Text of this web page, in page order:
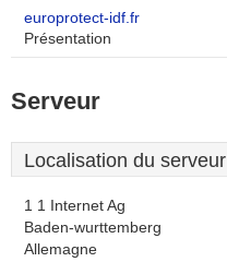
europrotect-idf.fr
Présentation
Serveur
Localisation du serveur
1 1 Internet Ag
Baden-wurttemberg
Allemagne